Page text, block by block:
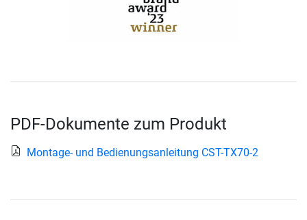
PDF-Dokumente zum Produkt
Montage- und Bedienungsanleitung CST-TX70-2